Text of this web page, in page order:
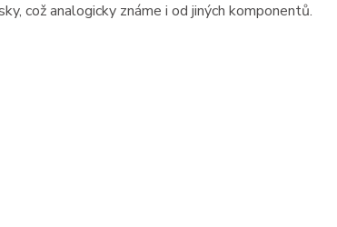
což analogicky známe i od jiných komponentů.